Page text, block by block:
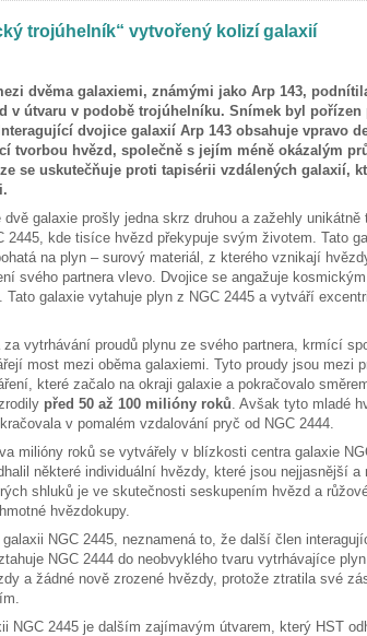
trojúhelník“ vytvořený kolizí galaxií
dvěma galaxiemi, známými jako Arp 143,
v útvaru v podobě trojúhelníku. Snímek byl pořízen
dvojice galaxií Arp 143 obsahuje vpravo
tvorbou hvězd, společně s jejím méně okázalým
se uskutečňuje proti tapisérii vzdálených galaxií,
galaxie prošly jedna skrz druhou a zažehly unikátně
2445, kde tisíce hvězd překypuje svým životem. Tato
na plyn – surový materiál, z kterého vznikají
svého partnera vlevo. Dvojice se angažuje
Tato galaxie vytahuje plyn z NGC 2445 a vytváří
za vytrhávání proudů plynu ze svého partnera, krmící
most mezi oběma galaxiemi. Tyto proudy jsou mezi
které začalo na okraji galaxie a pokračovalo
před 50 až 100 milióny roků. Avšak tyto mladé
v pomalém vzdalování pryč od NGC 2444.
milióny roků se vytvářely v blízkosti centra galaxie
některé individuální hvězdy, které jsou nejjasnější
shluků je ve skutečnosti seskupením hvězd a
hvězdokupy.
NGC 2445, neznamená to, že další člen
NGC 2444 do neobvyklého tvaru vytrhávajíce
a žádné nově zrozené hvězdy, protože ztratila své
NGC 2445 je dalším zajímavým útvarem, který HST